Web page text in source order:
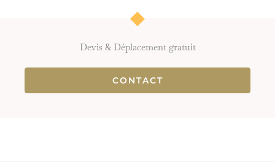
Devis & Déplacement gratuit
CONTACT